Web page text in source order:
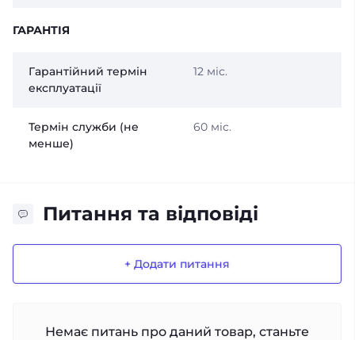
ГАРАНТІЯ
Гарантійний термін
експлуатації
12 міс.
Термін служби (не
менше)
60 міс.
Питання та відповіді
+ Додати питання
Немає питань про даний товар, станьте